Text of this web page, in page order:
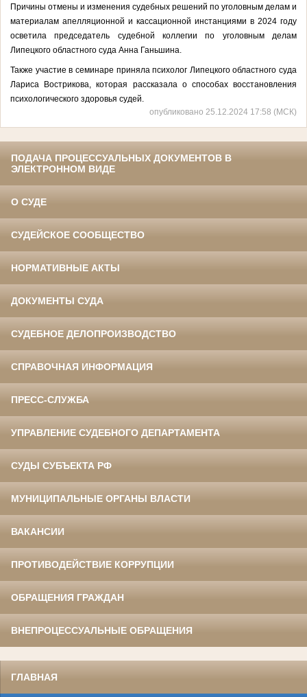
Причины отмены и изменения судебных решений по уголовным делам и
материалам апелляционной и кассационной инстанциями в 2024 году
осветила председатель судебной коллегии по уголовным делам
Липецкого областного суда Анна Ганьшина.
Также участие в семинаре приняла психолог Липецкого областного суда
Лариса Вострикова, которая рассказала о способах восстановления
психологического здоровья судей.
опубликовано 25.12.2024 17:58 (МСК)
ПОДАЧА ПРОЦЕССУАЛЬНЫХ ДОКУМЕНТОВ В
ЭЛЕКТРОННОМ ВИДЕ
О СУДЕ
СУДЕЙСКОЕ СООБЩЕСТВО
НОРМАТИВНЫЕ АКТЫ
ДОКУМЕНТЫ СУДА
СУДЕБНОЕ ДЕЛОПРОИЗВОДСТВО
СПРАВОЧНАЯ ИНФОРМАЦИЯ
ПРЕСС-СЛУЖБА
УПРАВЛЕНИЕ СУДЕБНОГО ДЕПАРТАМЕНТА
СУДЫ СУБЪЕКТА РФ
МУНИЦИПАЛЬНЫЕ ОРГАНЫ ВЛАСТИ
ВАКАНСИИ
ПРОТИВОДЕЙСТВИЕ КОРРУПЦИИ
ОБРАЩЕНИЯ ГРАЖДАН
ВНЕПРОЦЕССУАЛЬНЫЕ ОБРАЩЕНИЯ
ГЛАВНАЯ